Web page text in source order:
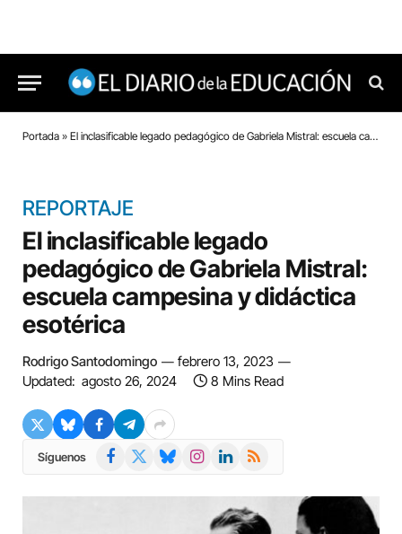
Portada » El inclasificable legado pedagógico de Gabriela Mistral: escuela campesina y didáctica esotérica
REPORTAJE
El inclasificable legado
pedagógico de Gabriela Mistral:
escuela campesina y didáctica
esotérica
Rodrigo Santodomingo
febrero 13, 2023
Updated: agosto 26, 2024 8 Mins Read
Síguenos Facebook BlueskyInstagramLinkedIn
RSS